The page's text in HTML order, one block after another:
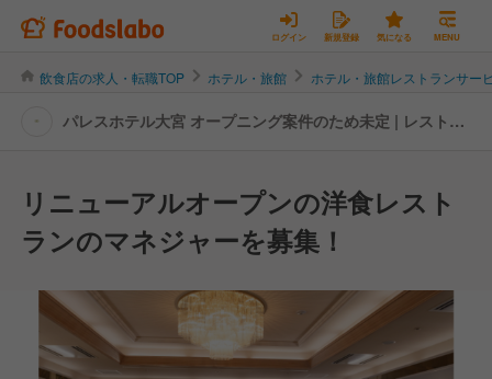
ログイン 新規登録 気になる MENU
飲食店の求人・転職TOP ホテル・旅館 ホテル・旅館レストランサー
パレスホテル大宮 オープニング案件のため未定 | レストラ
リニューアルオープンの洋食レスト
ランのマネジャーを募集！